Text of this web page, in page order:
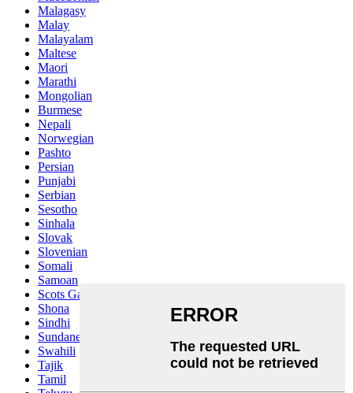
Malagasy
Malay
Malayalam
Maltese
Maori
Marathi
Mongolian
Burmese
Nepali
Norwegian
Pashto
Persian
Punjabi
Serbian
Sesotho
Sinhala
Slovak
Slovenian
Somali
Samoan
Scots Gaelic
Shona
Sindhi
Sundanese
Swahili
Tajik
Tamil